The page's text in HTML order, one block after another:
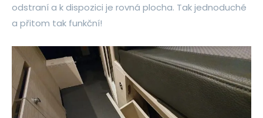
odstraní a k dispozici je rovná plocha. Tak jednoduché
a přitom tak funkční!